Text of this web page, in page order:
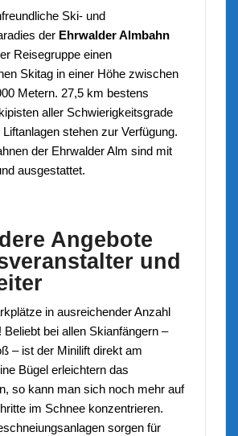
Ski- und
derEhrwalder Almbahn
Reisegruppe einen
Skitag in einer Höhe zwischen
Metern. 27,5 km bestens
aller Schwierigkeitsgrade
stehen zur Verfügung.
der Ehrwalder Alm sind mit
ausgestattet.
Angebote
und
in ausreichender Anzahl
Beliebt bei allen Skianfängern –
– ist der Minilift direkt am
Bügel erleichtern das
so kann man sich noch mehr auf
im Schnee konzentrieren.
sorgen für